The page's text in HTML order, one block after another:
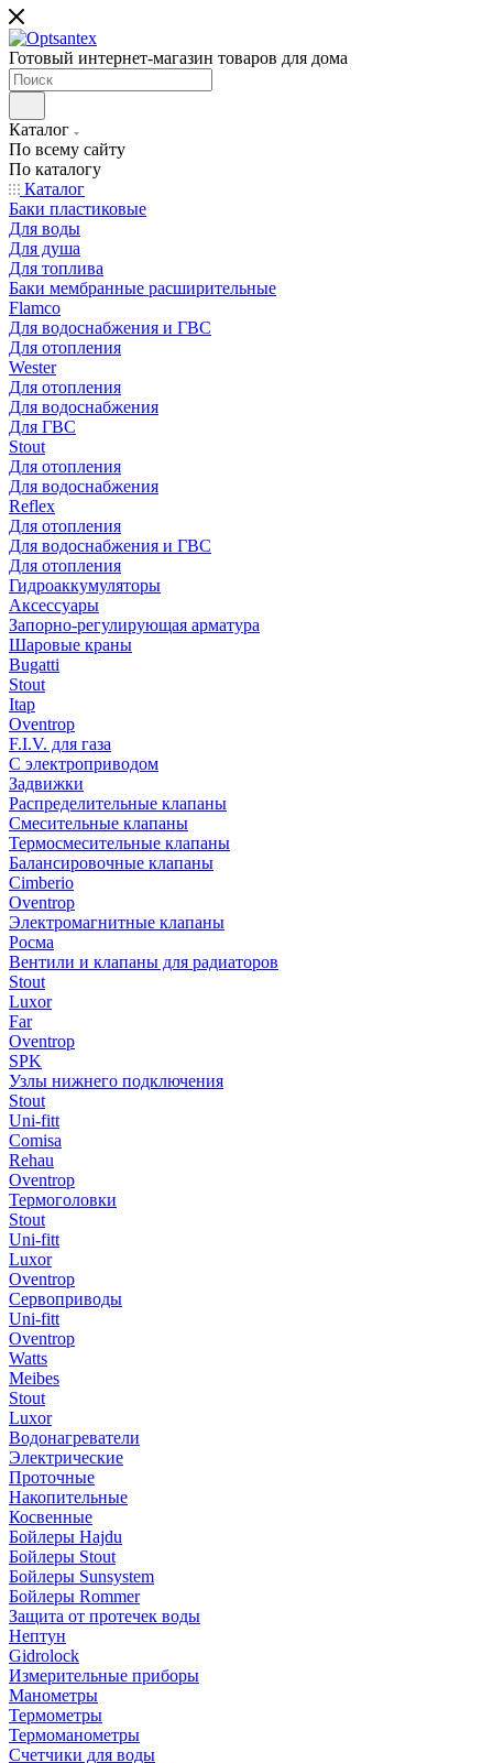
Готовый интернет-магазин товаров для дома
Каталог
По всему сайту
По каталогу
Каталог
Баки пластиковые
Для воды
Для душа
Для топлива
Баки мембранные расширительные
Flamco
Для водоснабжения и ГВС
Для отопления
Wester
Для отопления
Для водоснабжения
Для ГВС
Stout
Для отопления
Для водоснабжения
Reflex
Для отопления
Для водоснабжения и ГВС
Для отопления
Гидроаккумуляторы
Аксессуары
Запорно-регулирующая арматура
Шаровые краны
Bugatti
Stout
Itap
Oventrop
F.I.V. для газа
С электроприводом
Задвижки
Распределительные клапаны
Cмесительные клапаны
Термосмесительные клапаны
Балансировочные клапаны
Cimberio
Oventrop
Электромагнитные клапаны
Росма
Вентили и клапаны для радиаторов
Stout
Luxor
Far
Oventrop
SPK
Узлы нижнего подключения
Stout
Uni-fitt
Comisa
Rehau
Oventrop
Термоголовки
Stout
Uni-fitt
Luxor
Oventrop
Сервоприводы
Uni-fitt
Oventrop
Watts
Meibes
Stout
Luxor
Водонагреватели
Электрические
Проточные
Накопительные
Косвенные
Бойлеры Hajdu
Бойлеры Stout
Бойлеры Sunsystem
Бойлеры Rommer
Защита от протечек воды
Нептун
Gidrolock
Измерительные приборы
Манометры
Термометры
Термоманометры
Счетчики для воды